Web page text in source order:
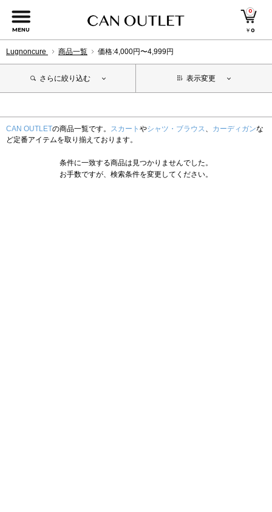
MENU
0
￥0
Lugnoncure 商品一覧 価格:4,000円〜4,999円
さらに絞り込む 表示変更
CAN OUTLETの商品一覧です。 スカート やシャツ・ブラウス、 カーディガンな
ど定番アイテムを取り揃えております。
条件に一致する商品は見つかりませんでした。
お手数ですが、検索条件を変更してください。